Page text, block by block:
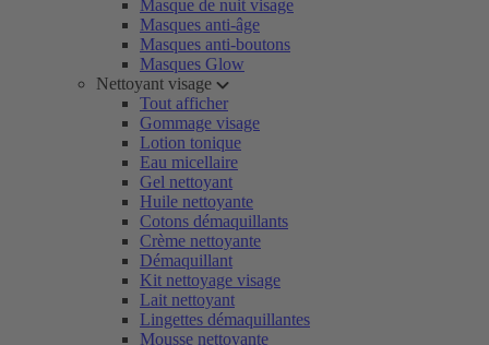
Masque de nuit visage
Masques anti-âge
Masques anti-boutons
Masques Glow
Nettoyant visage
Tout afficher
Gommage visage
Lotion tonique
Eau micellaire
Gel nettoyant
Huile nettoyante
Cotons démaquillants
Crème nettoyante
Démaquillant
Kit nettoyage visage
Lait nettoyant
Lingettes démaquillantes
Mousse nettoyante